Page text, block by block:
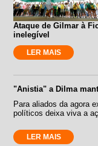
Ataque de Gilmar à
inelegível
LER MAIS
"Anistia" a Dilma
Para aliados da agora
políticos deixa viva a
LER MAIS